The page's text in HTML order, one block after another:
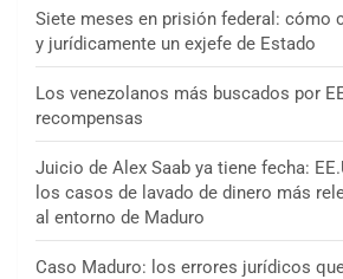
Siete meses en prisión federal: cómo
y jurídicamente un exjefe de Estado
Los venezolanos más buscados por
recompensas
Juicio de Alex Saab ya tiene fecha:
los casos de lavado de dinero más
al entorno de Maduro
Caso Maduro: los errores jurídicos